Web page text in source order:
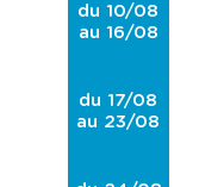
du 10/08
au 16/08
du 17/08
au 23/08